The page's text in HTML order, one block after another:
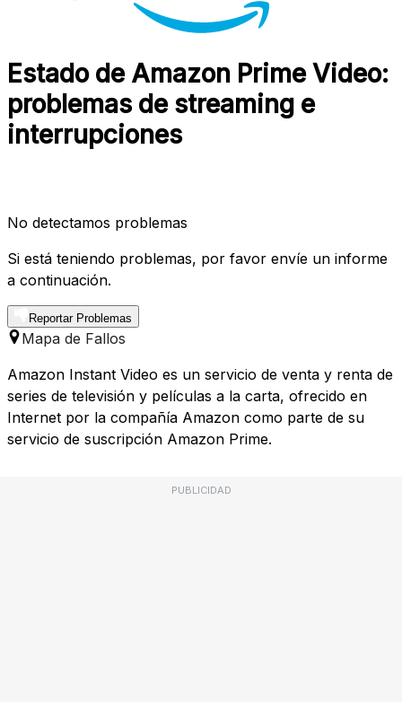
Estado de Amazon Prime Video:
problemas de streaming e
interrupciones
No detectamos problemas
Si está teniendo problemas, por favor envíe un informe
a continuación.
Reportar Problemas
Mapa de Fallos
Amazon Instant Video es un servicio de venta y renta de
series de televisión y películas a la carta, ofrecido en
Internet por la compañía Amazon como parte de su
servicio de suscripción Amazon Prime.
PUBLICIDAD